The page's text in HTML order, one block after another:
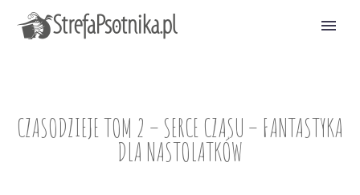
CZASODZIEJE TOM 2 – SERCE CZASU – FANTASTYKA
DLA NASTOLATKÓW